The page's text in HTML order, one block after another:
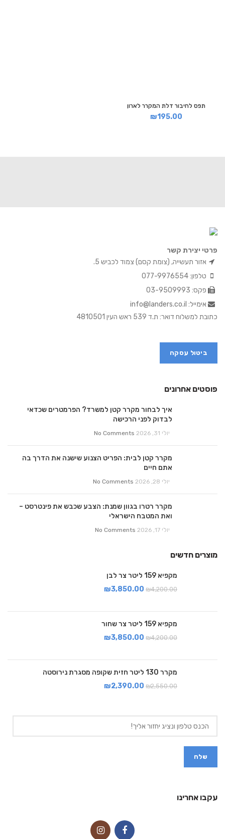
תפס לחיבור דלת המקרר לארון
₪195.00
פרטי יצירת קשר
אזור תעשייה, (צומת קסם) צמוד לכביש 5.
טלפון: 077-9976554
פקס: 03-9509993
אימייל: info@landers.co.il
כתובת למשלוח דואר: ת.ד 539 ראש העין 4810501
ביטול עסקה
פוסטים אחרונים
איך לבחור מקרר קטן למשרד? הפרמטרים שכדאי
לבדוק לפני הרכישה
יולי 31, 2026 No Comments
מקרר קטן לבית: הפריט הצנוע שישנה את הדרך בה
אתם חיים
יולי 28, 2026 No Comments
מקרר רטרו בגוון שמנת: הצבע שכבש את פינטרסט –
ואת המטבח הישראלי
יולי 17, 2026 No Comments
מוצרים חדשים
מקפיא 159 ליטר צר לבן
₪4,200.00
₪3,850.00
מקפיא 159 ליטר צר שחור
₪4,200.00
₪3,850.00
מקרר 130 ליטר חזית שקופה מסגרת נירוסטה
₪2,550.00
₪2,390.00
עקבו אחרינו